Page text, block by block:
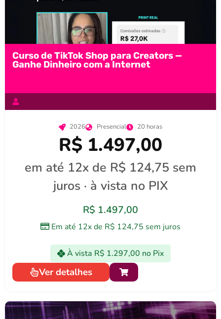
Curso de TikTok Shop para Creators —
Ganhe Dinheiro com a Internet
2026 Presencial 20 horas
R$ 1.497,00
em até 12x de R$ 124,75 sem
juros · à vista no PIX
R$ 1.497,00
Em até 12x de R$ 124,75 sem juros
À vista R$ 1.297,00 no Pix
Ver detalhes